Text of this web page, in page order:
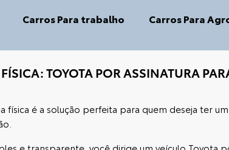
Carros Para trabalho Carros Para
TOYOTA POR ASSINATURA
física é a solução perfeita para quem deseja ter